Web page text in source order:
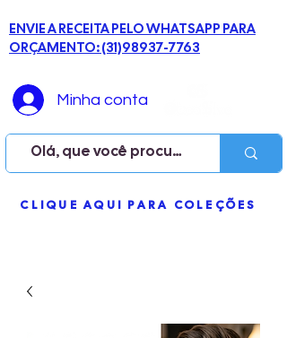
CLIQUE AQUI PARA COLEÇÕES
ME
NU
ENVIE A RECEITA PELO WHATSAPP PARA
ORÇAMENTO: (31)98937-7763
Minha conta